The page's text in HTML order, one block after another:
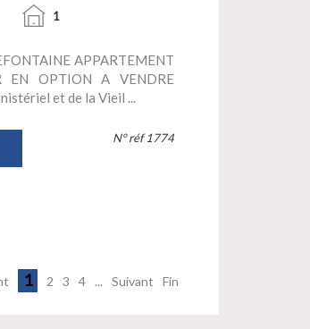
1
APPARTEMENT
EN OPTION A VENDRE
et de la Vieil ...
N° réf 1774
1 2 3 4 ... Suivant Fin